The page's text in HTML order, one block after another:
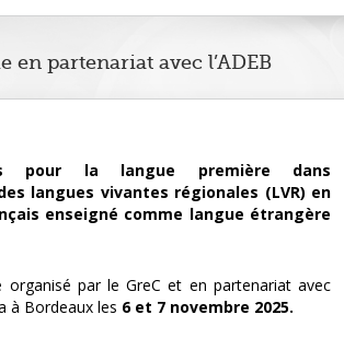
en partenariat avec l’ADEB
pour la langue première dans
langues vivantes régionales (LVR) en
enseigné comme langue étrangère
organisé par le GreC et en partenariat avec
à Bordeaux les 6 et 7 novembre 2025.